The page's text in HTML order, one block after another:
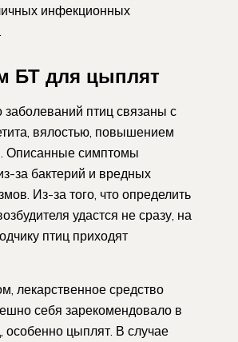
инфекционных
БТ для цыплят
птиц связаны с
вялостью, повышением
Описанные симптомы
за бактерий и вредных
Из-за того, что определить
удастся не сразу, на
птиц приходят
лекарственное средство
себя зарекомендовало в
особенно цыплят. В случае